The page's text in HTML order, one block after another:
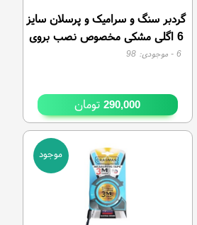
گردبر سنگ و سرامیک و پرسلان سایز
6 اگلی مشکی مخصوص نصب بروی
6 - موجودی: 98
290,000تومان
موجود